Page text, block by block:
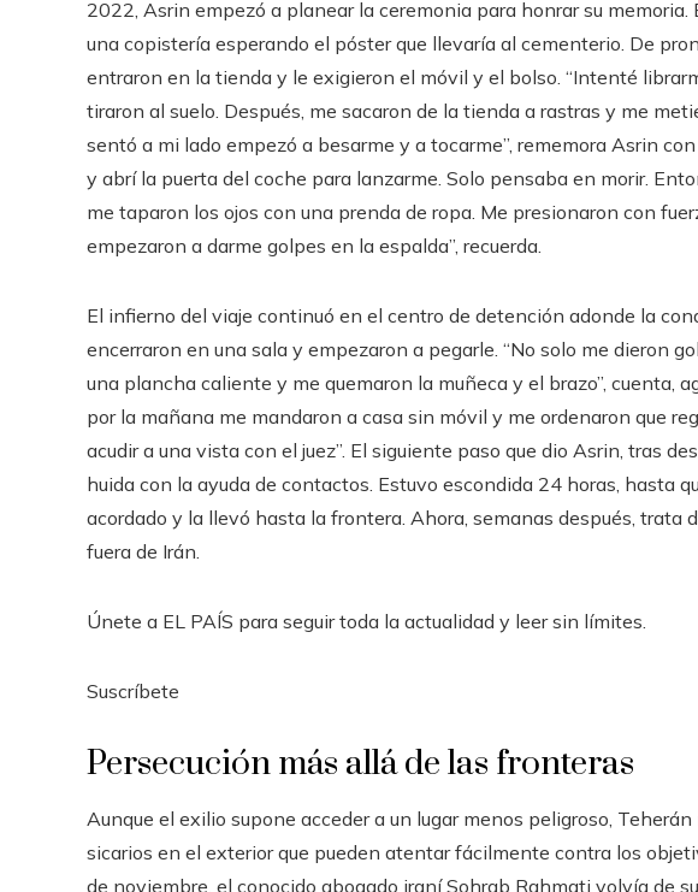
2022, Asrin empezó a planear la ceremonia para honrar su
una copistería esperando el póster que llevaría al cementerio. De
entraron en la tienda y le exigieron el móvil y el bolso. “Intenté
tiraron al suelo. Después, me sacaron de la tienda a rastras y me
sentó a mi lado empezó a besarme y a tocarme”, rememora Asrin
y abrí la puerta del coche para lanzarme. Solo pensaba en morir.
me taparon los ojos con una prenda de ropa. Me presionaron con
empezaron a darme golpes en la espalda”, recuerda.
El infierno del viaje continuó en el centro de detención adonde la
encerraron en una sala y empezaron a pegarle. “No solo me dieron
una plancha caliente y me quemaron la muñeca y el brazo”, cuenta,
por la mañana me mandaron a casa sin móvil y me ordenaron que
acudir a una vista con el juez”. El siguiente paso que dio Asrin, tras
huida con la ayuda de contactos. Estuvo escondida 24 horas, hasta
acordado y la llevó hasta la frontera. Ahora, semanas después, trata
fuera de Irán.
Únete a EL PAÍS para seguir toda la actualidad y leer sin límites.
Suscríbete
Persecución más allá de las fronteras
Aunque el exilio supone acceder a un lugar menos peligroso,
sicarios en el exterior que pueden atentar fácilmente contra los
de noviembre, el conocido abogado iraní Sohrab Rahmati volvía de